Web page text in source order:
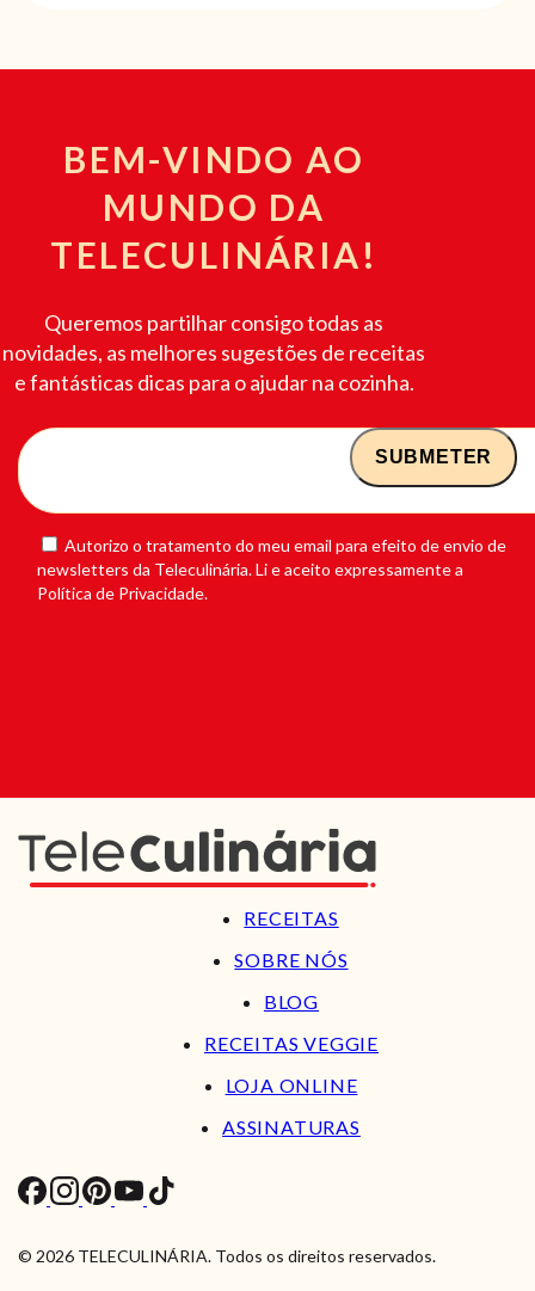
BEM-VINDO AO
MUNDO DA
TELECULINÁRIA!
Queremos partilhar consigo todas as
novidades, as melhores sugestões de receitas
e fantásticas dicas para o ajudar na cozinha.
Autorizo o tratamento do meu email para efeito de envio de
newsletters da Teleculinária. Li e aceito expressamente a
Política de Privacidade.
RECEITAS
SOBRE NÓS
BLOG
RECEITAS VEGGIE
LOJA ONLINE
ASSINATURAS
© 2026 TELECULINÁRIA. Todos os direitos reservados.